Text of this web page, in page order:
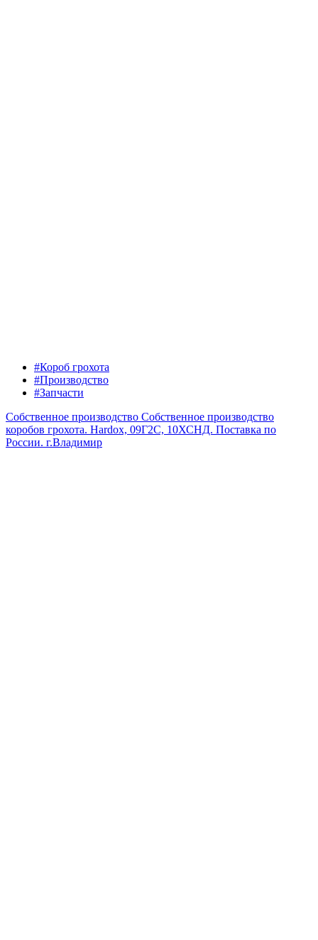
#Короб грохота
#Производство
#Запчасти
Собственное производство Собственное производство
коробов грохота. Hardox, 09Г2С, 10ХСНД. Поставка по
России. г.Владимир